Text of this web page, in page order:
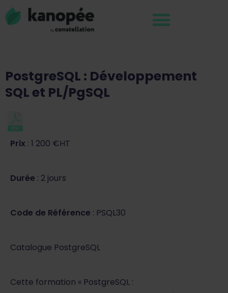
PostgreSQL : Développement
SQL et PL/PgSQL
Prix : 1 200 €HT
Durée : 2 jours
Code de Référence : PSQL30
Catalogue PostgreSQL
Cette formation « PostgreSQL :